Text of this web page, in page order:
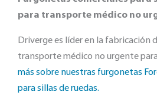
para transporte médico no
Driverge es líder en la fabricación
transporte médico no urgente
más sobre nuestras furgonetas
para sillas de ruedas.